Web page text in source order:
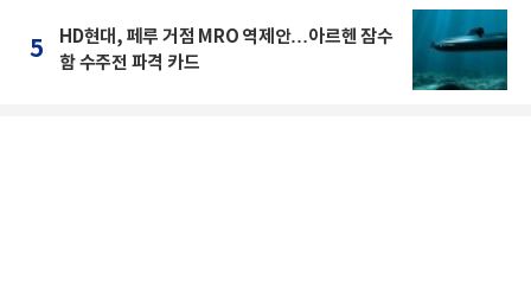
5
HD현대, 페루 거점 MRO 역제안…아르헨 잠수
함 수주전 파격 카드